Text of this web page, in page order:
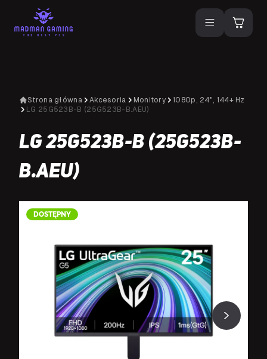
Strona główna Akcesoria Monitory
1080p, 24", 144+ Hz
LG 25G523B-B (25G523B-B.AEU)
LG 25G523B-B (25G523B-
B.AEU)
DOSTĘPNY